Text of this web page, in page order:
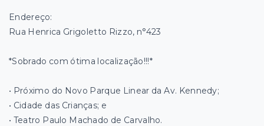
Endereço:
Rua Henrica Grigoletto Rizzo, n°423
*Sobrado com ótima localização!!!*
• Próximo do Novo Parque Linear da Av. Kennedy;
• Cidade das Crianças; e
• Teatro Paulo Machado de Carvalho.